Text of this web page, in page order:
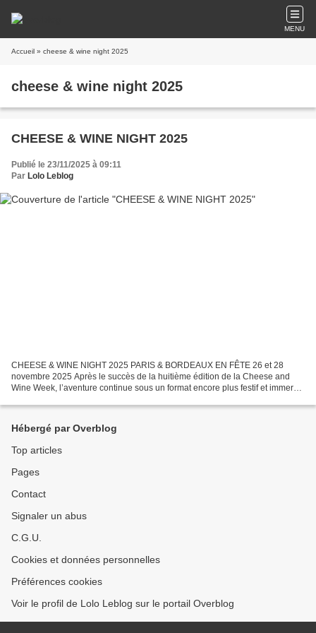
MENU
Accueil » cheese & wine night 2025
cheese & wine night 2025
CHEESE & WINE NIGHT 2025
Publié le 23/11/2025 à 09:11
Par Lolo Leblog
CHEESE & WINE NIGHT 2025 PARIS & BORDEAUX EN FÊTE 26 et 28
novembre 2025 Après le succès de la huitième édition de la Cheese and
Wine Week, l’aventure continue sous un format encore plus festif et immersif
Hébergé par Overblog
Top articles
Pages
Contact
Signaler un abus
C.G.U.
Cookies et données personnelles
Préférences cookies
Voir le profil de Lolo Leblog sur le portail Overblog